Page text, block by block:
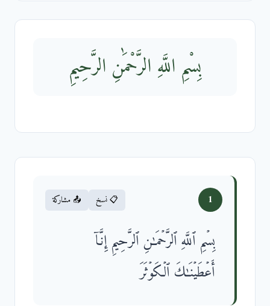
بِسْمِ اللَّهِ الرَّحْمَٰنِ الرَّحِيمِ
1 📋 نسخ 📤 مشاركة
بِسۡمِ ٱللَّهِ ٱلرَّحۡمَـٰنِ ٱلرَّحِیمِ إِنَّاۤ
أَعۡطَیۡنَـٰكَ ٱلۡكَوۡثَرَ